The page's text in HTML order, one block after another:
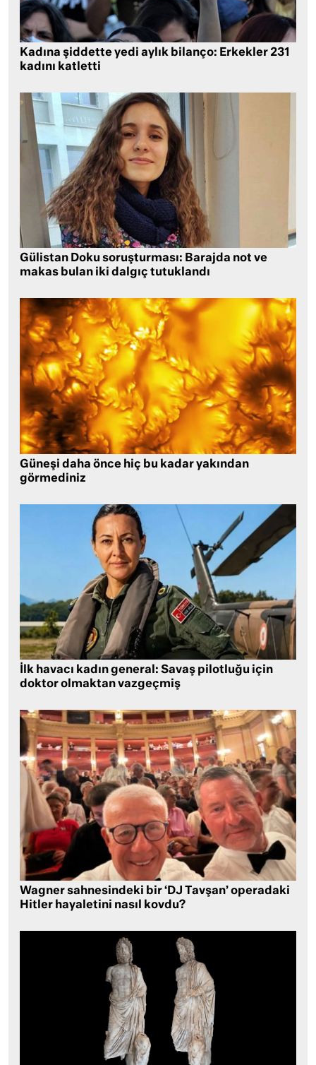
Kadına şiddette yedi aylık bilanço: Erkekler 231
kadını katletti
Gülistan Doku soruşturması: Barajda not ve
makas bulan iki dalgıç tutuklandı
Güneşi daha önce hiç bu kadar yakından
görmediniz
İlk havacı kadın general: Savaş pilotluğu için
doktor olmaktan vazgeçmiş
Wagner sahnesindeki bir ‘DJ Tavşan’ operadaki
Hitler hayaletini nasıl kovdu?